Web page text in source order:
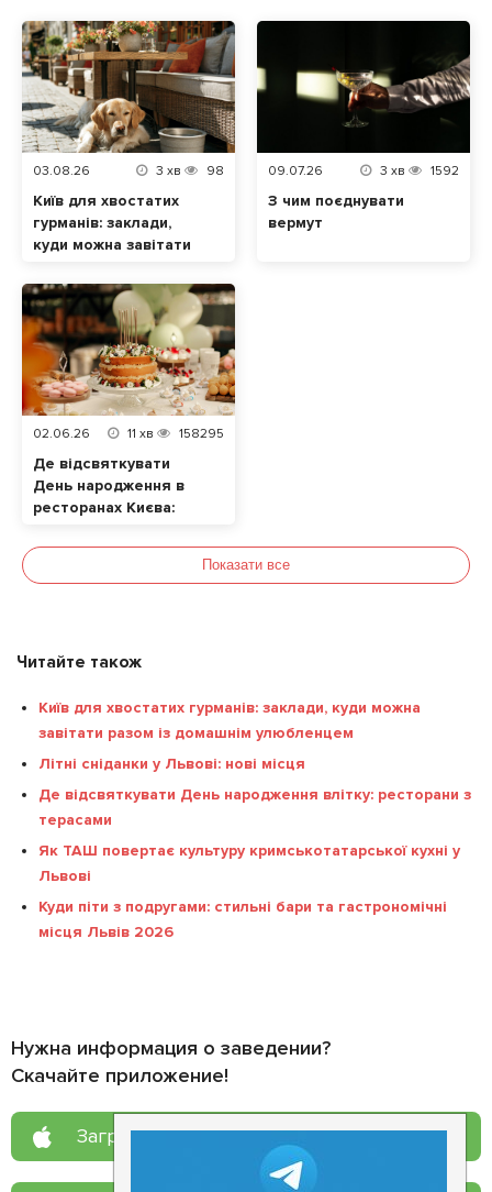
03.08.26 3 хв 98
Київ для хвостатих
гурманів: заклади,
куди можна завітати
улюбленцем
09.07.26 3 хв 1592
З чим поєднувати
вермут
02.06.26 11 хв 158295
Де відсвяткувати
День народження в
ресторанах Києва:
Показати все
Читайте також
Київ для хвостатих гурманів: заклади, куди можна
завітати разом із домашнім улюбленцем
Літні сніданки у Львові: нові місця
Де відсвяткувати День народження влітку: ресторани з
терасами
Як ТАШ повертає культуру кримськотатарської кухні у
Львові
Куди піти з подругами: стильні бари та гастрономічні
місця Львів 2026
Нужна информация о заведении?
Скачайте приложение!
Загрузите в App Store